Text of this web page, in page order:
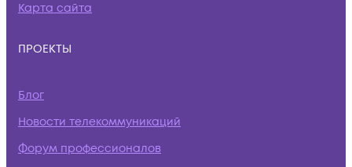
Карта сайта
ПРОЕКТЫ
Блог
Новости телекоммуникаций
Форум профессионалов